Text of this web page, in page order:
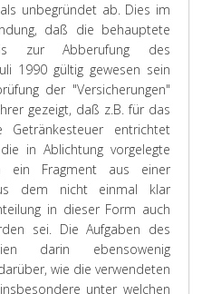
unbegründet ab. Dies im
daß die behauptete
zur Abberufung des
1990 gültig gewesen sein
der "Versicherungen"
gezeigt, daß z.B. für das
entrichtet
in Ablichtung vorgelegte
ein Fragment aus einer
dem nicht einmal klar
in dieser Form auch
sei. Die Aufgaben des
darin ebensowenig
wie die verwendeten
unter welchen